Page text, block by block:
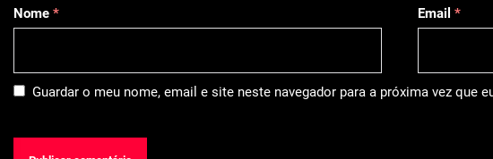
Nome * Email*
Guardar o meu nome, email e site neste navegador para a próxima vez que